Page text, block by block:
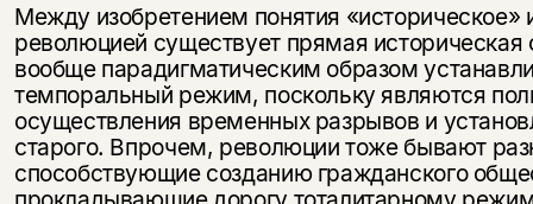
Между изобретением понятия «историческое»
революцией существует прямая историческая
вообще па­радигматическим образом
темпоральный режим, по­скольку являются
осуществления временных раз­рывов и
старого. Впрочем, революции тоже бывают
способствующие созданию гражданского